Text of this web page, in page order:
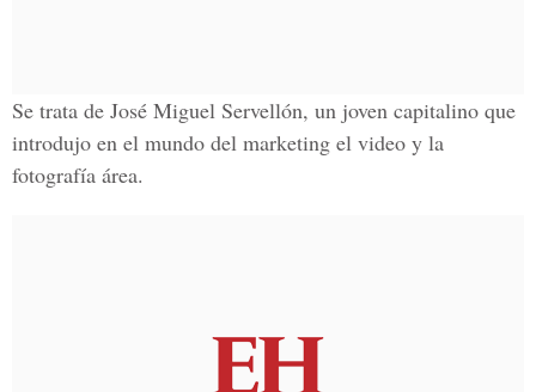
Se trata de José Miguel Servellón, un joven capitalino que
introdujo en el mundo del marketing el video y la
fotografía área.